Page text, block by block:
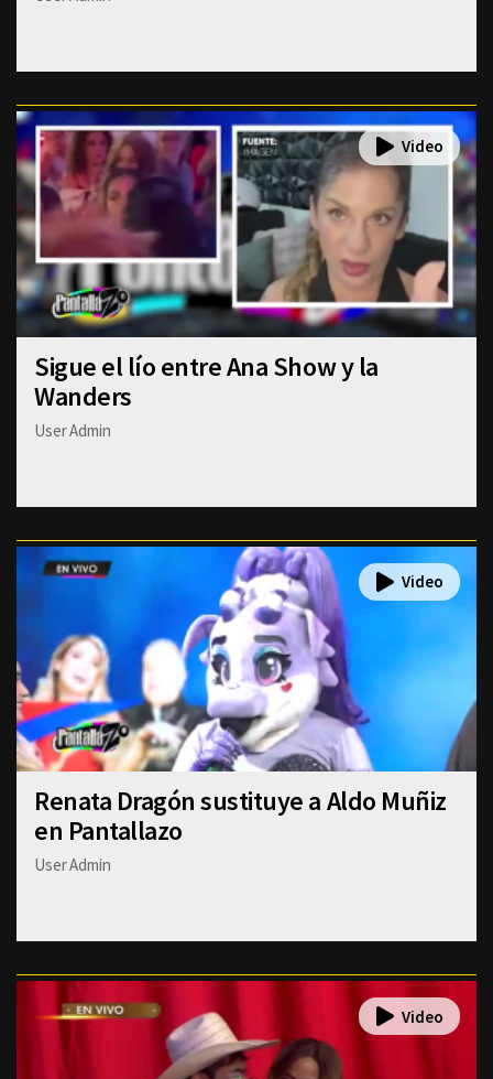
Sigue el lío entre Ana Show y la
Wanders
User Admin
Renata Dragón sustituye a Aldo Muñiz
en Pantallazo
User Admin